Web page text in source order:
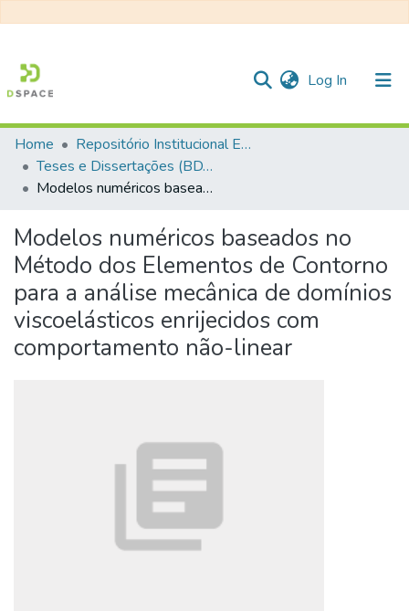
Log In (current)
Communities & Collections
All of DSpace
Statistics
Home
Repositório Institucional EESC
Teses e Dissertações (BDTD USP)
Modelos numéricos baseados no Método dos Elementos de Contorno para a análise mecânica de domínios viscoelásticos enrijecidos com comportamento não-linear
Modelos numéricos baseados no
Método dos Elementos de Contorno
para a análise mecânica de domínios
viscoelásticos enrijecidos com
comportamento não-linear